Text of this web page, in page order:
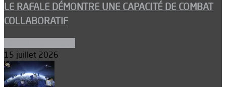
LE RAFALE DÉMONTRE UNE CAPACITÉ DE COMBAT
COLLABORATIF
15 juillet 2026